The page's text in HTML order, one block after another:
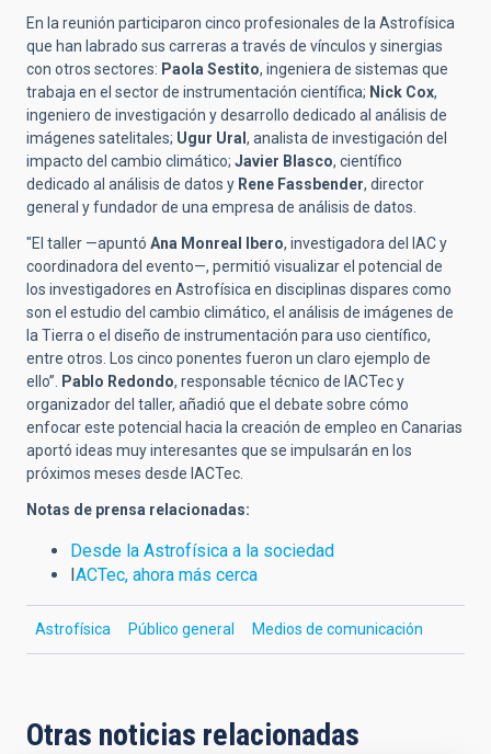
En la reunión participaron cinco profesionales de la Astrofísica
que han labrado sus carreras a través de vínculos y sinergias
con otros sectores: Paola Sestito, ingeniera de sistemas que
trabaja en el sector de instrumentación científica; Nick Cox,
ingeniero de investigación y desarrollo dedicado al análisis de
imágenes satelitales; Ugur Ural , analista de investigación del
impacto del cambio climático; Javier Blasco, científico
dedicado al análisis de datos y Rene Fassbender, director
general y fundador de una empresa de análisis de datos.
"El taller —apuntó Ana Monreal Ibero, investigadora del IAC y
coordinadora del evento—, permitió visualizar el potencial de
los investigadores en Astrofísica en disciplinas dispares como
son el estudio del cambio climático, el análisis de imágenes de
la Tierra o el diseño de instrumentación para uso científico,
entre otros. Los cinco ponentes fueron un claro ejemplo de
ello”.
Pablo Redondo, responsable técnico de IACTec y
organizador del taller, añadió que el debate sobre cómo
enfocar este potencial hacia la creación de empleo en Canarias
aportó ideas muy interesantes que se impulsarán en los
próximos meses desde IACTec.
Notas de prensa relacionadas:
Desde la Astrofísica a la sociedad
IACTec, ahora más cerca
Astrofísica Público general Medios de comunicación
Otras noticias relacionadas